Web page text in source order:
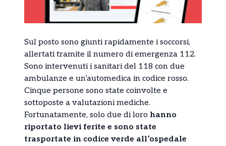
Sul posto sono giunti rapidamente i soccorsi,
allertati tramite il numero di emergenza 112.
Sono intervenuti i sanitari del 118 con due
ambulanze e un’automedica in codice rosso.
Cinque persone sono state coinvolte e
sottoposte a valutazioni mediche.
Fortunatamente, solo due di loro hanno
riportato lievi ferite e sono state
trasportate in codice verde all’ospedale